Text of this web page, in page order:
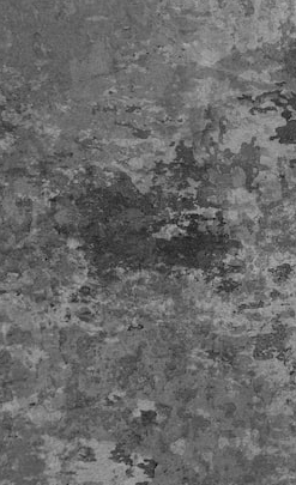
ットフォーム。クリエイター、
店、スタジオを含む100万人以
います。
日本語
Copyright © 2010-2026Freepik